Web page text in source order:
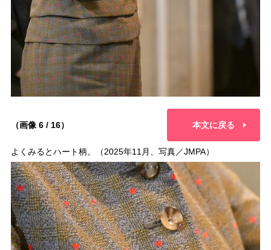
（画像 6 / 16） 本文に戻る
よくみるとハート柄。（2025年11月、写真／JMPA）